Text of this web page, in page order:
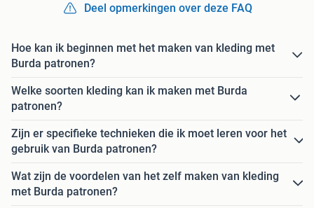
Deel opmerkingen over deze FAQ
Hoe kan ik beginnen met het maken van kleding met
Burda patronen?
Welke soorten kleding kan ik maken met Burda
patronen?
Zijn er specifieke technieken die ik moet leren voor het
gebruik van Burda patronen?
Wat zijn de voordelen van het zelf maken van kleding
met Burda patronen?